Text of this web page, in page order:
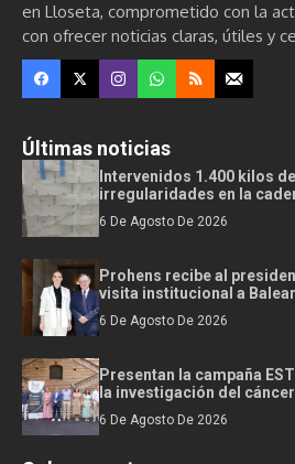
en Lloseta, comprometido con la
con ofrecer noticias claras, útiles y
Últimas noticias
Intervenidos 1.400 kilos
irregularidades en la
6 De Agosto De 2026
Prohens recibe al
visita institucional a
6 De Agosto De 2026
Presentan la campaña
la investigación del
6 De Agosto De 2026